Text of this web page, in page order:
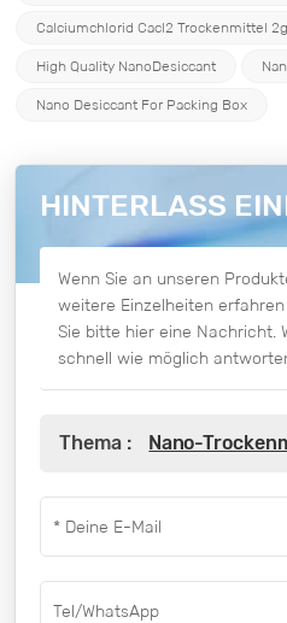
Calciumchlorid Cacl2 Trockenmittel 2g
High Quality NanoDesiccant
Nano Desiccant For Packing Box
HINTERLASS
Wenn Sie an unseren
weitere Einzelheiten
Sie bitte hier eine Nachricht.
schnell wie möglich
Thema : Nano-